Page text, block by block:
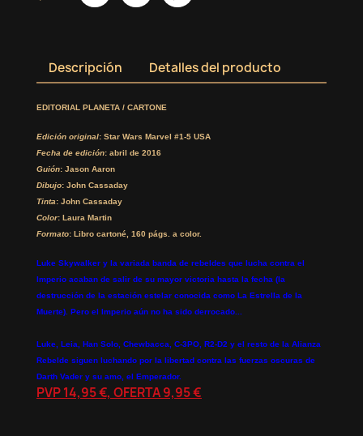
Descripción Detalles del producto
EDITORIAL PLANETA / CARTONE
Edición original: Star Wars Marvel #1-5 USA
Fecha de edición: abril de 2016
Guión: Jason Aaron
Dibujo: John Cassaday
Tinta: John Cassaday
Color: Laura Martin
Formato: Libro cartoné, 160 págs. a color.
Luke Skywalker y la variada banda de rebeldes que lucha contra el
Imperio acaban de salir de su mayor victoria hasta la fecha (la
destrucción de la estación estelar conocida como La Estrella de la
Muerte). Pero el Imperio aún no ha sido derrocado...
Luke, Leia, Han Solo, Chewbacca, C-3PO, R2-D2 y el resto de la Alianza
Rebelde siguen luchando por la libertad contra las fuerzas oscuras de
Darth Vader y su amo, el Emperador.
PVP 14,95 €, OFERTA 9,95 €